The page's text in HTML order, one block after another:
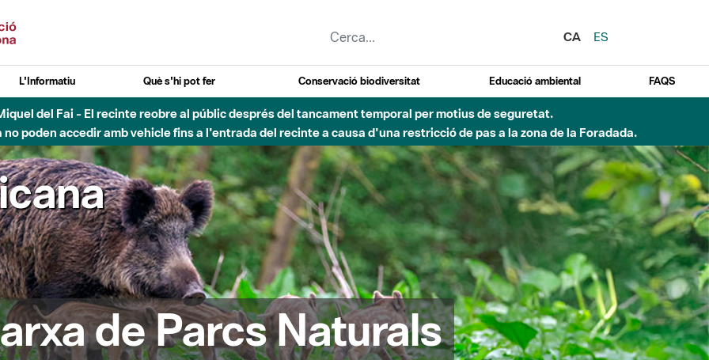
CA
ES
L'Informatiu Què s'hi pot fer Conservació biodiversitat Educació ambiental FAQS
del Fai - El recinte reobre al públic després del tancament temporal per motius de seguretat.
poden accedir amb vehicle fins a l'entrada del recinte a causa d'una restricció de pas a la zona de la Foradada.
de Parcs Naturals